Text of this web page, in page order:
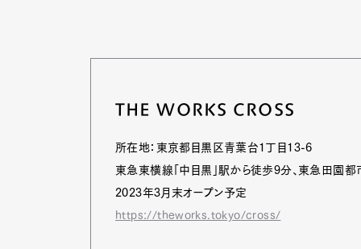
THE WORKS CROSS
所在地：東京都目黒区青葉台1丁目13-6
東急東横線「中目黒」駅から徒歩9分、東急田園
2023年3月末オープン予定
https://theworks.tokyo/cross/